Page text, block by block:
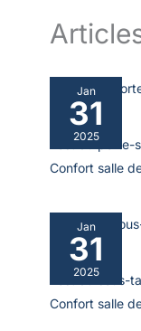
Jan
31
2025
Test du
Confort salle
Jan
31
2025
Test du
Confort salle